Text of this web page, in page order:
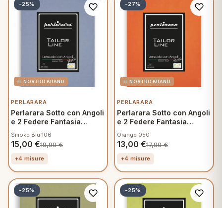
-25%
PERLARARA
Perlarara Sotto con Angoli
e 2 Federe Fantasia
Smoke Blu 106
15,00 €19,90€
+4 misure
-27%
PERLARARA
Perlarara Sotto con Angoli
e 2 Federe Fantasia
Orange 050
13,00 €17,90€
+4 misure
-25% -25%